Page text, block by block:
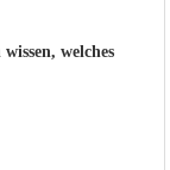
welches